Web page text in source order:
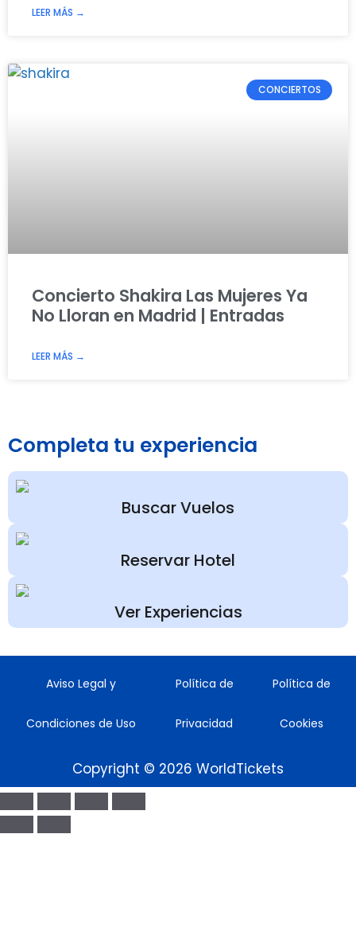
LEER MÁS →
CONCIERTOS
Concierto Shakira Las Mujeres Ya
No Lloran en Madrid | Entradas
LEER MÁS →
Completa tu experiencia
Buscar Vuelos
Reservar Hotel
Ver Experiencias
Aviso Legal y
Condiciones de Uso
Política de
Privacidad
Política de
Cookies
Copyright © 2026 WorldTickets